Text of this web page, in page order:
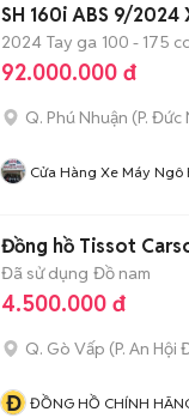
SH 160i ABS 9/2024
2024 Tay ga 100 - 175 cc
92.000.000 đ
Q. Phú Nhuận (P. Đức
Cửa Hàng Xe Máy Ngô
Đồng hồ Tissot
Đã sử dụng Đồ nam
4.500.000 đ
Q. Gò Vấp (P. An Hội
Đ ĐỒNG HỒ CHÍNH